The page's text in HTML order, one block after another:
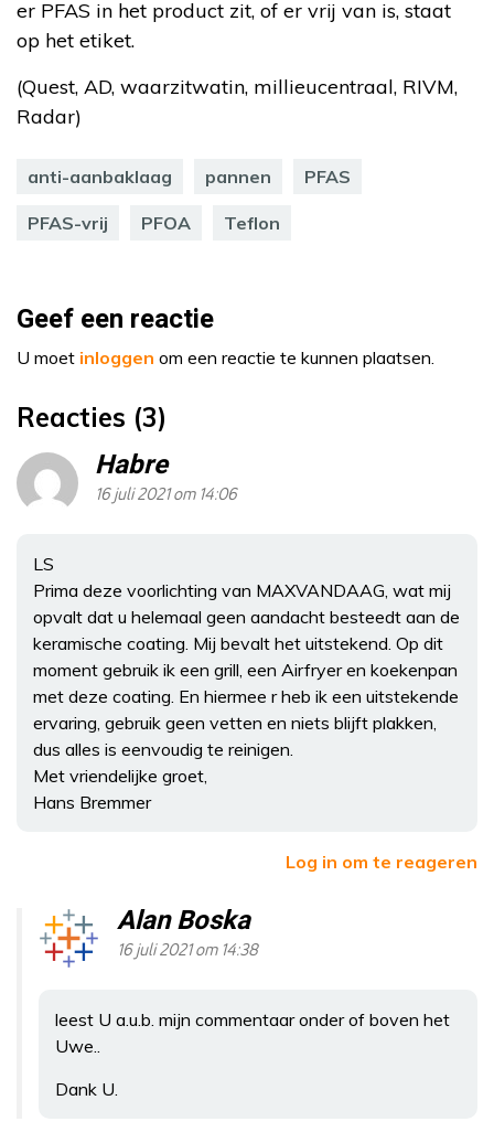
er PFAS in het product zit, of er vrij van is, staat
op het etiket.
(Quest, AD, waarzitwatin, millieucentraal, RIVM,
Radar)
anti-aanbaklaag pannen PFAS
PFAS-vrij PFOA Teflon
Geef een reactie
U moet inloggen om een reactie te kunnen plaatsen.
Reacties (3)
Habre
16 juli 2021 om 14:06
LS
Prima deze voorlichting van MAXVANDAAG, wat mij
opvalt dat u helemaal geen aandacht besteedt aan de
keramische coating. Mij bevalt het uitstekend. Op dit
moment gebruik ik een grill, een Airfryer en koekenpan
met deze coating. En hiermee r heb ik een uitstekende
ervaring, gebruik geen vetten en niets blijft plakken,
dus alles is eenvoudig te reinigen.
Met vriendelijke groet,
Hans Bremmer
Log in om te reageren
Alan Boska
16 juli 2021 om 14:38
leest U a.u.b. mijn commentaar onder of boven het
Uwe..
Dank U.